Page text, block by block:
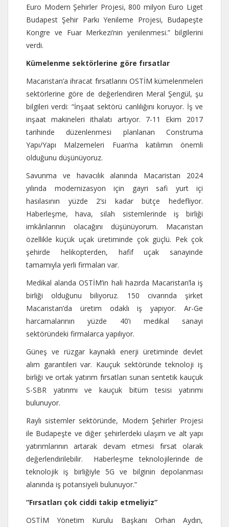
Euro Modern Şehirler Projesi, 800 milyon Euro Liget
Budapest Şehir Parkı Yenileme Projesi, Budapeşte
Kongre ve Fuar Merkezi’nin yenilenmesi.” bilgilerini
verdi.
Kümelenme sektörlerine göre fırsatlar
Macaristan’a ihracat fırsatlarını OSTİM kümelenmeleri
sektörlerine göre de değerlendiren Meral Şengül, şu
bilgileri verdi: “İnşaat sektörü canlılığını koruyor. İş ve
inşaat makineleri ithalatı artıyor. 7-11 Ekim 2017
tarihinde düzenlenmesi planlanan Construma
Yapı/Yapı Malzemeleri Fuarı’na katılımın önemli
olduğunu düşünüyoruz.
Savunma ve havacılık alanında Macaristan 2024
yılında modernizasyon için gayri safi yurt içi
hasılasının yüzde 2’si kadar bütçe hedefliyor.
Haberleşme, hava, silah sistemlerinde iş birliği
imkânlarının olacağını düşünüyorum. Macaristan
özellikle küçük uçak üretiminde çok güçlü. Pek çok
şehirde helikopterden, hafif uçak sanayinde
tamamıyla yerli firmaları var.
Medikal alanda OSTİM’in hali hazırda Macaristan’la iş
birliği olduğunu biliyoruz. 150 civarında şirket
Macaristan’da üretim odaklı iş yapıyor. Ar-Ge
harcamalarının yüzde 40’ı medikal sanayi
sektöründeki firmalarca yapılıyor.
Güneş ve rüzgar kaynaklı enerji üretiminde devlet
alım garantileri var. Kauçuk sektöründe teknoloji iş
birliği ve ortak yatırım fırsatları sunan sentetik kauçuk
S-SBR yatırımı ve kauçuk bitüm tesisi yatırımı
bulunuyor.
Raylı sistemler sektöründe, Modern Şehirler Projesi
ile Budapeşte ve diğer şehirlerdeki ulaşım ve alt yapı
yatırımlarının artarak devam etmesi fırsat olarak
değerlendirilebilir. Haberleşme teknolojilerinde de
teknolojik iş birliğiyle 5G ve bilginin depolanması
alanında iş potansiyeli bulunuyor.”
“Fırsatları çok ciddi takip etmeliyiz”
OSTİM Yönetim Kurulu Başkanı Orhan Aydın,